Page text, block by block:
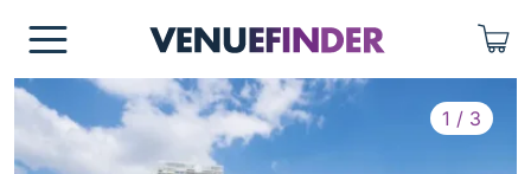
Zum Inhalt der Seite springen
1 / 3